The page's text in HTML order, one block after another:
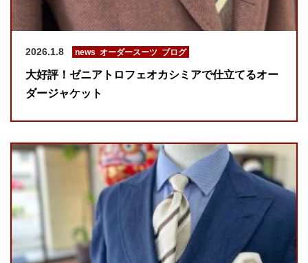
2026.1.8 news, オーダースーツ, ブログ
大好評！ゼニアトロフェオカシミアで仕立てるオー
ダージャケット